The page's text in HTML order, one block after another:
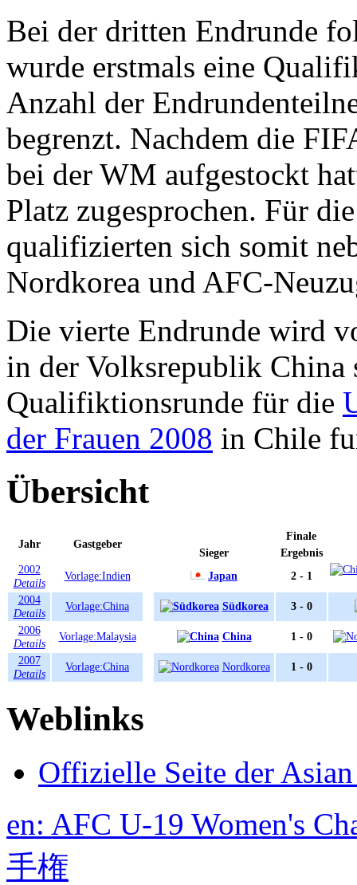
Bei der dritten Endrunde
wurde erstmals eine
Anzahl der
begrenzt. Nachdem die
bei der WM aufgestockt
Platz zugesprochen. Für
qualifizierten sich somit
Nordkorea und AFC-
Die vierte Endrunde wird
in der Volksrepublik China
Qualifiktionsrunde für die
der Frauen 2008 in Chile
Übersicht
Jahr Gastgeber
Finale
Sieger
Ergebnis
2002
Details
Vorlage:Indien Japan
2 - 1
2004
Details
Vorlage:China Südkorea
3 - 0
2006
Details
Vorlage:Malaysia China
1 - 0
2007
Details
Vorlage:China Nordkorea 1 - 0
Weblinks
Offizielle Seite der
en: AFC U-19 Women's
手権